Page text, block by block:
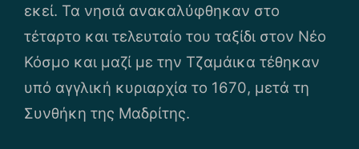
εκεί. Τα νησιά ανακαλύφθηκαν στο
τέταρτο και τελευταίο του ταξίδι στον Νέο
Κόσμο και μαζί με την Τζαμάικα τέθηκαν
υπό αγγλική κυριαρχία το 1670, μετά τη
Συνθήκη της Μαδρίτης.